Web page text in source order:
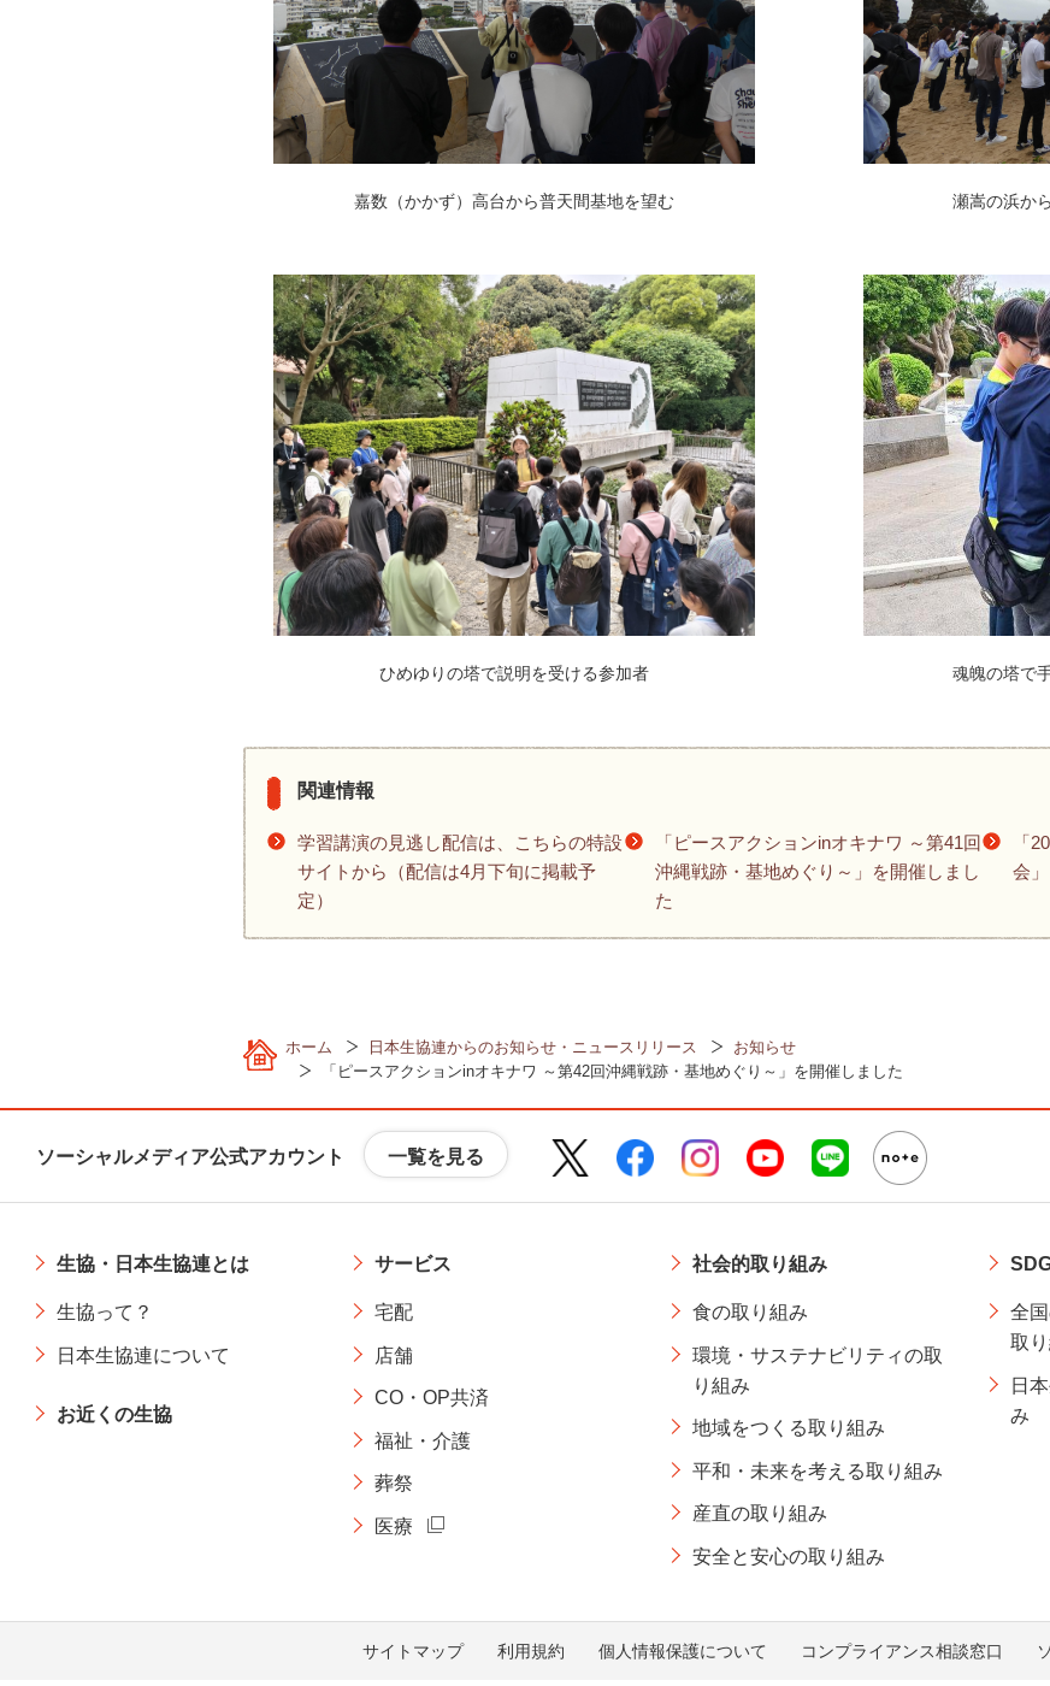
嘉数（かかず）高台から普天間基地を望む 瀬嵩の浜か
ひめゆりの塔で説明を受ける参加者 魂魄の塔で
関連情報
学習講演の見逃し配信は、こちらの特設
サイトから（配信は4月下旬に掲載予
定）
「ピースアクションinオキナワ ～第41回
沖縄戦跡・基地めぐり～」を開催しまし
た
「
会
ホーム 日本生協連からのお知らせ・ニュースリリース
お知らせ
「ピースアクションinオキナワ ～第42回沖縄戦跡・基地めぐり～」を開催しました
ソーシャルメディア公式アカウント 一覧を見る
生協・日本生協連とは
生協って？
日本生協連について
お近くの生協
サービス
宅配
店舗
CO・OP共済
福祉・介護
葬祭
医療
社会的取り組み
食の取り組み
環境・サステナビリティの取
り組み
地域をつくる取り組み
平和・未来を考える取り組み
産直の取り組み
安全と安心の取り組み
全
取
日
み
サイトマップ 利用規約 個人情報保護について コンプライアンス相談窓口